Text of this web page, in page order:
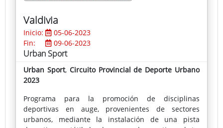
Valdivia
Inicio:
05-06-2023
Fin:
09-06-2023
Urban Sport
Urban Sport, Circuito Provincial de Deporte Urbano
2023
Programa para la promoción de disciplinas
deportivas en auge, provenientes de sectores
urbanos, mediante la instalación de una pista